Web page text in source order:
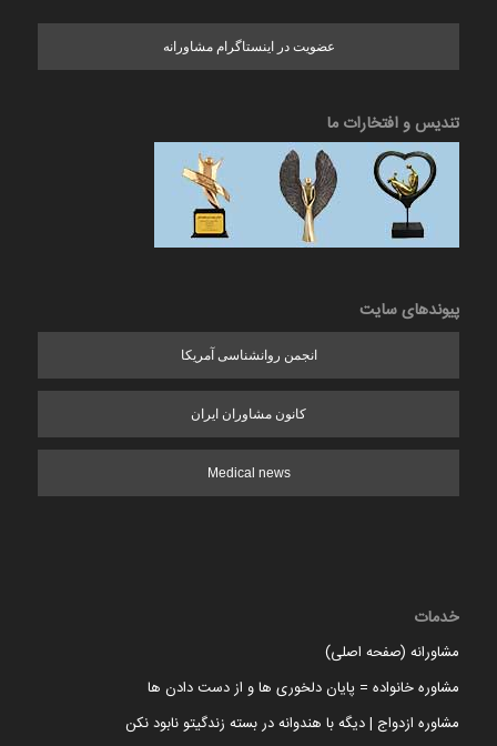
عضویت در اینستاگرام مشاورانه
تندیس و افتخارات ما
پیوندهای سایت
انجمن روانشناسی آمریکا
کانون مشاوران ایران
Medical news
خدمات
مشاورانه (صفحه اصلی)
مشاوره خانواده = پایان دلخوری ها و از دست دادن ها
مشاوره ازدواج | دیگه با هندوانه در بسته زندگیتو نابود نکن